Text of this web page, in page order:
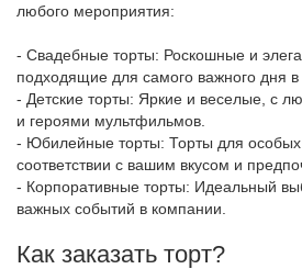
любого мероприятия:
- Свадебные торты: Роскошные и
подходящие для самого важного дня в
- Детские торты: Яркие и веселые, с
и героями мультфильмов.
- Юбилейные торты: Торты для
соответствии с вашим вкусом и
- Корпоративные торты: Идеальный
важных событий в компании.
Как заказать торт?